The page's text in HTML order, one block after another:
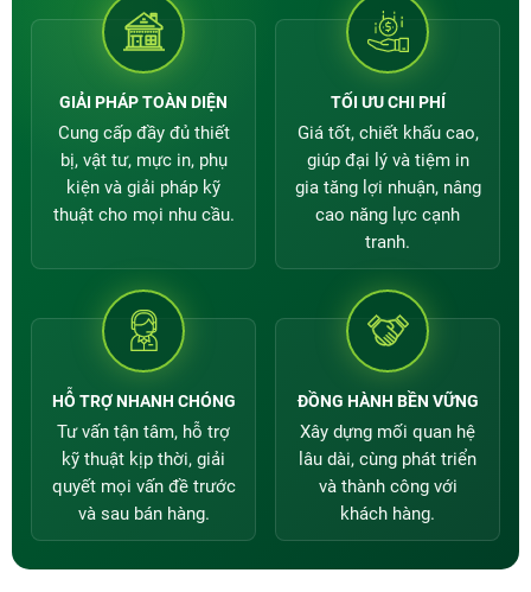
Giá máy in Epson C5390 như thế nào?
hãng với giá tốt nhất hãy liên hệ ngay
Hotline: 1900
để được nhân viên tư vấn và báo giá chuẩn xác
Mua máy in Epson C5390 chính hãng, giá
tốt tại Mực In Thành Đạt
Trên thị trường có rất nhiều đơn vị cung cấp
máy in
Epson C5390
, các bạn muốn mua sản phẩm chính
hãng với mức giá tốt nhất nên đếnMực In Thành
GIẢI PHÁP TOÀN DIỆN
Cung cấp đầy đủ thiết
bị, vật tư, mực in, phụ
kiện và giải pháp kỹ
thuật cho mọi nhu cầu.
TỐI ƯU CHI PHÍ
Giá tốt, chiết khấu cao,
giúp đại lý và tiệm in
gia tăng lợi nhuận, nâng
cao năng lực cạnh
tranh.
HỖ TRỢ NHANH CHÓNG
Tư vấn tận tâm, hỗ trợ
kỹ thuật kịp thời, giải
quyết mọi vấn đề trước
và sau bán hàng.
ĐỒNG HÀNH BỀN VỮNG
Xây dựng mối quan hệ
lâu dài, cùng phát triển
và thành công với
khách hàng.